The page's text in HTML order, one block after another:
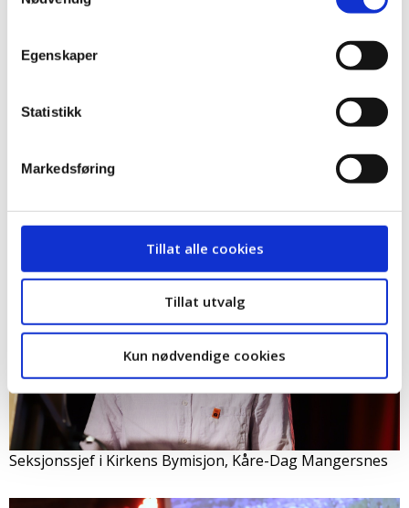
Egenskaper
Statistikk
Markedsføring
Tillat alle cookies
Tillat utvalg
Kun nødvendige cookies
Seksjonssjef i Kirkens Bymisjon, Kåre-Dag Mangersnes